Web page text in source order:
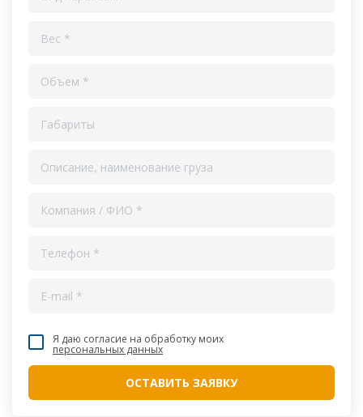
Я даю согласие на обработку моих
персональных данных